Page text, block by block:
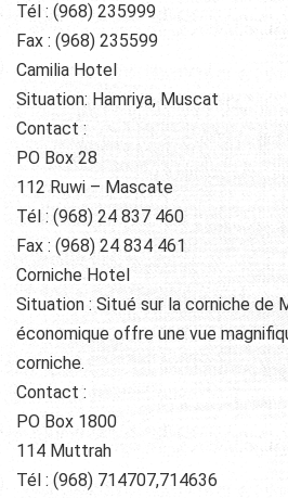
Tél : (968) 235999
Fax : (968) 235599
Camilia Hotel
Situation: Hamriya, Muscat
Contact :
PO Box 28
112 Ruwi – Mascate
Tél : (968) 24 837 460
Fax : (968) 24 834 461
Corniche Hotel
Situation : Situé sur la corniche de
économique offre une vue
corniche.
Contact :
PO Box 1800
114 Muttrah
Tél : (968) 714707,714636